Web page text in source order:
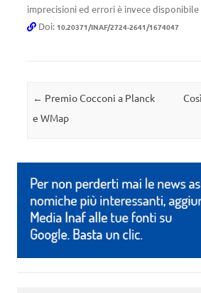
imprecisioni ed errori è invece disponibile
Doi: 10.20371/INAF/2724-2641/1674047
Navigazione articolo
← Premio Cocconi a Planck
e WMap